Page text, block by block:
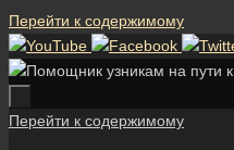
Перейти к содержимому
Перейти к содержимому